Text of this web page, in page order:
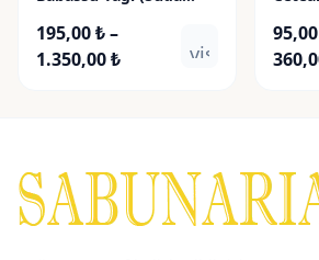
195,00₺–
1.350,00₺Fiyat
visibility
95,00